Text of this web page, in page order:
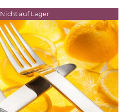
Nicht auf Lager